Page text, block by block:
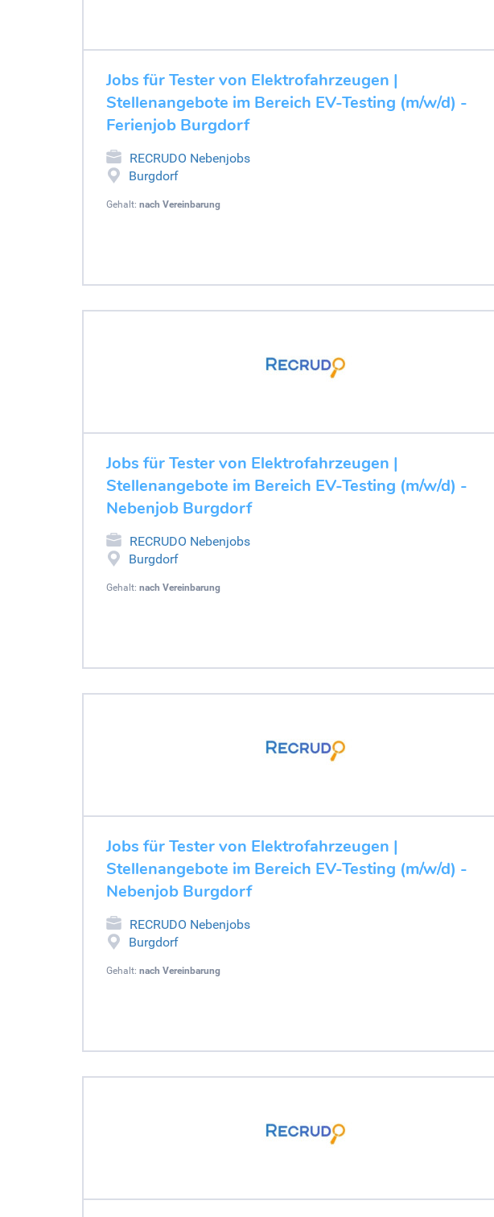
Jobs für Tester von Elektrofahrzeugen |
Stellenangebote im Bereich EV-Testing (m/w/d) -
Ferienjob Burgdorf
RECRUDO Nebenjobs
Burgdorf
Gehalt: nach Vereinbarung
Jobs für Tester von Elektrofahrzeugen |
Stellenangebote im Bereich EV-Testing (m/w/d) -
Nebenjob Burgdorf
RECRUDO Nebenjobs
Burgdorf
Gehalt: nach Vereinbarung
Jobs für Tester von Elektrofahrzeugen |
Stellenangebote im Bereich EV-Testing (m/w/d) -
Nebenjob Burgdorf
RECRUDO Nebenjobs
Burgdorf
Gehalt: nach Vereinbarung